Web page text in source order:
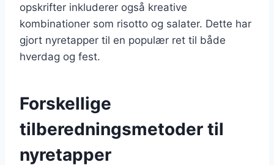
opskrifter inkluderer også kreative
kombinationer som risotto og salater. Dette har
gjort nyretapper til en populær ret til både
hverdag og fest.
Forskellige
tilberedningsmetoder til
nyretapper